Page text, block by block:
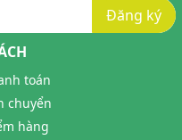
Đăng ký
toán
chuyển
hàng